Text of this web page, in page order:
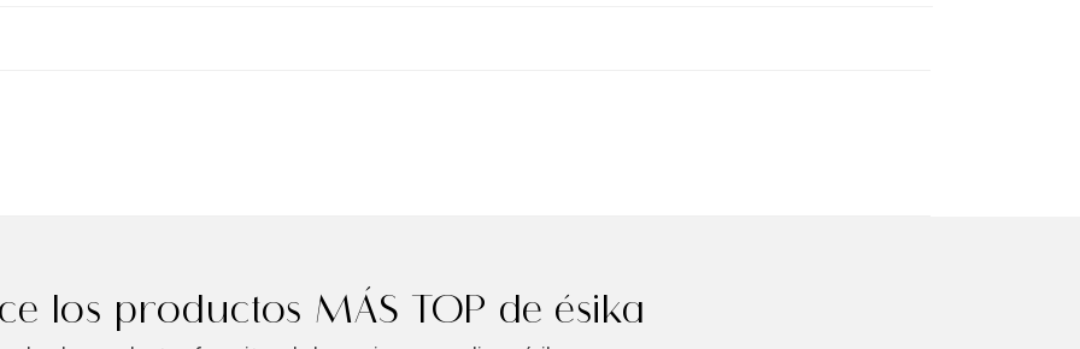
los productos MÁS TOP de ésika